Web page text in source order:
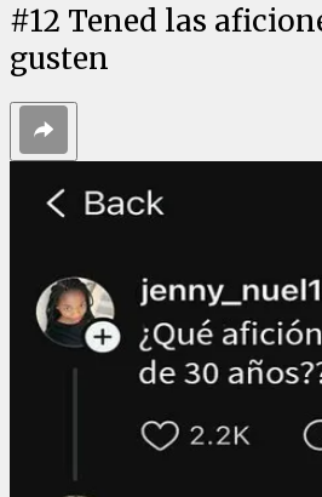
#12 Tened las
gusten